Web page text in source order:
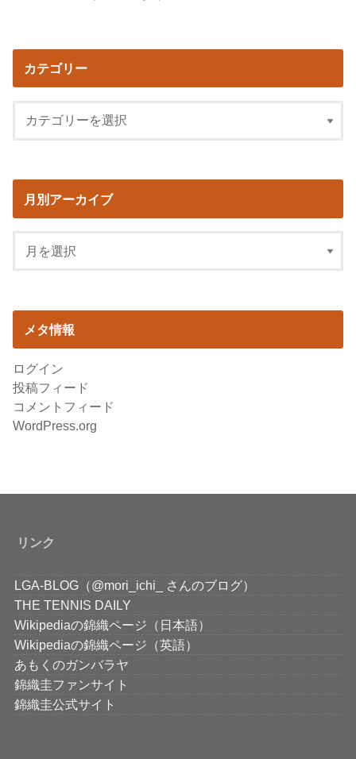
カテゴリー
月別アーカイブ
メタ情報
ログイン
投稿フィード
コメントフィード
WordPress.org
リンク
LGA-BLOG（@mori_ichi_ さんのブログ）
THE TENNIS DAILY
Wikipediaの錦織ページ（日本語）
Wikipediaの錦織ページ（英語）
あもくのガンバラヤ
錦織圭ファンサイト
錦織圭公式サイト